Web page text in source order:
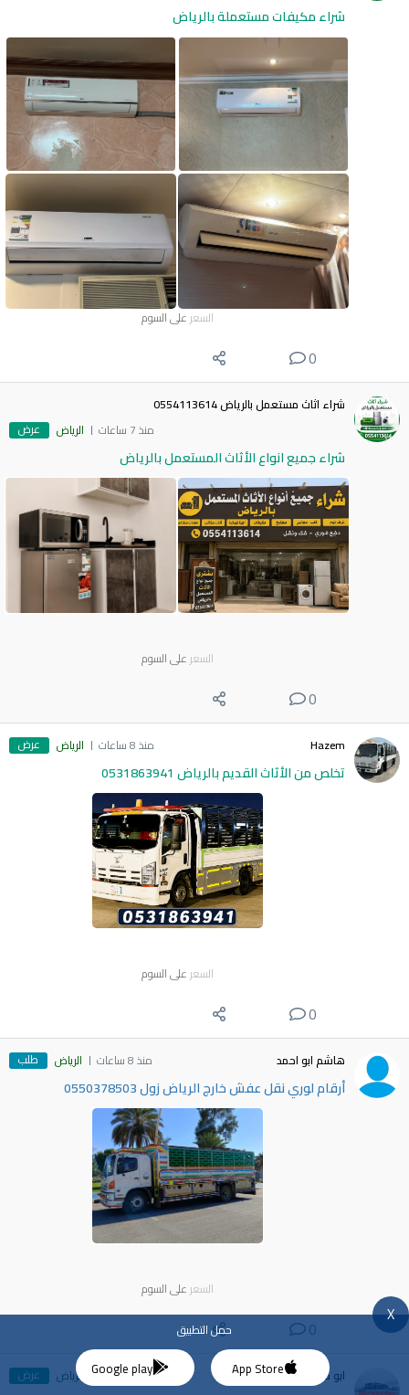
شراء مكيفات مستعملة بالرياض
السعر على السوم
0
شراء اثاث مستعمل بالرياض 0554113614
منذ 7 ساعات
الرياض عرض
شراء جميع انواع الأثاث المستعمل بالرياض
السعر على السوم
0
Hazem منذ 8 ساعات الرياض عرض
تخلص من الأثاث القديم بالرياض 0531863941
السعر على السوم
0
هاشم ابو احمد منذ 8 ساعات الرياض طلب
أرقام لوري نقل عفش خارج الرياض زول 0550378503
السعر على السوم
0
ابو خواض منذ 9 ساعات الرياض عرض
X
حمل التطبيق
App Store
Google play